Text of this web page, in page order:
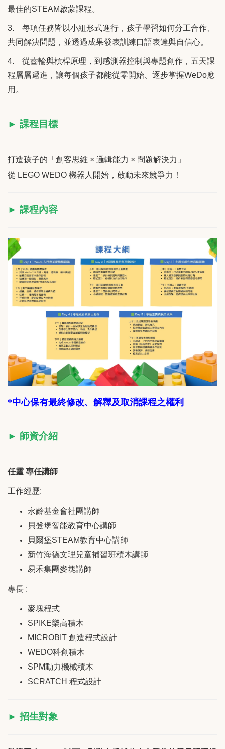
最佳的STEAM啟蒙課程。
3. 每項任務皆以小組形式進行，孩子學習如何分工合作、
共同解決問題，並透過成果發表訓練口語表達與自信心。
4. 從齒輪與槓桿原理，到感測器控制與專題創作，五天課
程層層遞進，讓每個孩子都能從零開始、逐步掌握WeDo應
用。
► 課程目標
打造孩子的「創客思維 × 邏輯能力 × 問題解決力」
從 LEGO WEDO 機器人開始，啟動未來競爭力！
► 課程內容
*中心保有最終修改、解釋及取消課程之權利
► 師資介紹
任霆 專任講師
工作經歷:
永齡基金會社團講師
貝登堡智能教育中心講師
貝爾堡STEAM教育中心講師
新竹海德文理兒童補習班積木講師
易禾集團麥塊講師
專長 :
麥塊程式
SPIKE樂高積木
MICROBIT 創造程式設計
WEDO科創積木
SPM動力機械積木
SCRATCH 程式設計
► 招生對象